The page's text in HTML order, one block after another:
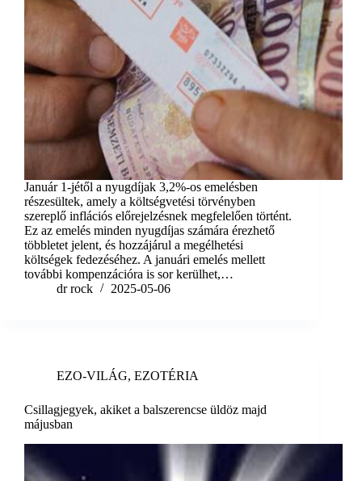
Január 1-jétől a nyugdíjak 3,2%-os emelésben
részesültek, amely a költségvetési törvényben
szereplő inflációs előrejelzésnek megfelelően történt.
Ez az emelés minden nyugdíjas számára érezhető
többletet jelent, és hozzájárul a megélhetési
költségek fedezéséhez. A januári emelés mellett
további kompenzációra is sor kerülhet,…
dr rock
2025-05-06
EZO-VILÁG, EZOTÉRIA
Csillagjegyek, akiket a balszerencse üldöz majd
májusban